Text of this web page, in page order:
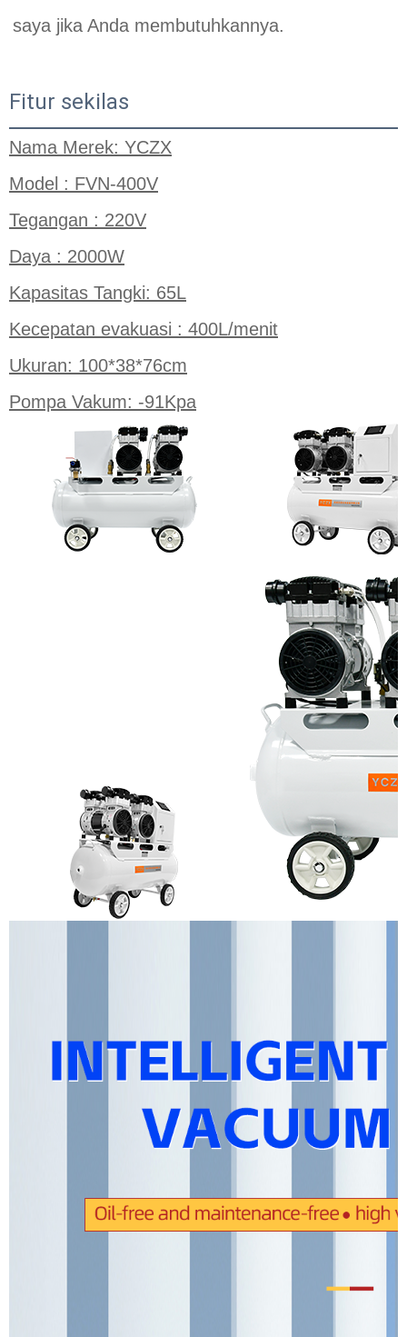
saya jika Anda membutuhkannya.
Fitur sekilas
Nama Merek: YCZX
Model : FVN-400V
Tegangan : 220V
Daya : 2000W
Kapasitas Tangki: 65L
Kecepatan evakuasi : 400L/menit
Ukuran: 100*38*76cm
Pompa Vakum: -91Kpa